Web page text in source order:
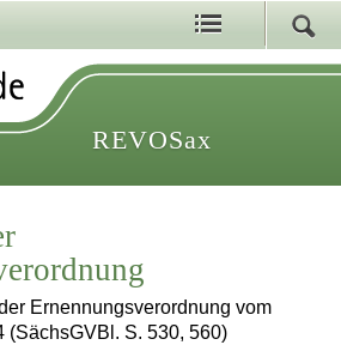
REVOSax
Ernennungsverordnung vom
(SächsGVBl. S. 530, 560)